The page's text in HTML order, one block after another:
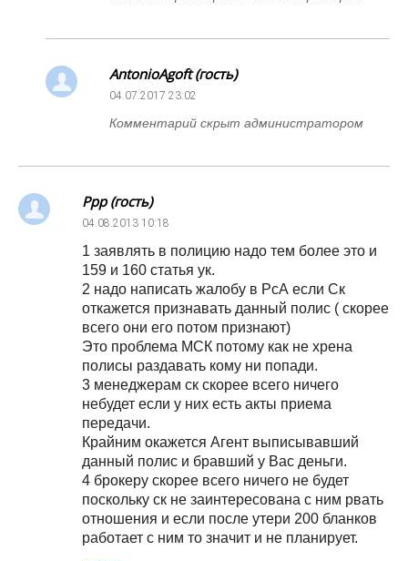
AntonioAgoft (гость)
04.07.2017 23:02
Комментарий скрыт администратором
Ррр (гость)
04.08.2013 10:18
1 заявлять в полицию надо тем более это и
159 и 160 статья ук.
2 надо написать жалобу в РсА если Ск
откажется признавать данный полис ( скорее
всего они его потом признают)
Это проблема МСК потому как не хрена
полисы раздавать кому ни попади.
3 менеджерам ск скорее всего ничего
небудет если у них есть акты приема
передачи.
Крайним окажется Агент выписывавший
данный полис и бравший у Вас деньги.
4 брокеру скорее всего ничего не будет
поскольку ск не заинтересована с ним рвать
отношения и если после утери 200 бланков
работает с ним то значит и не планирует.